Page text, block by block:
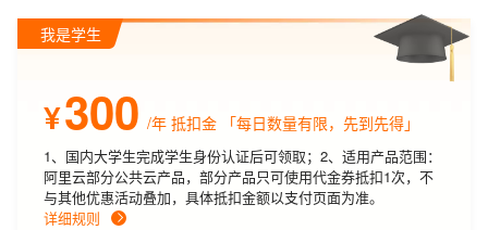
我是学生
¥300 /年 抵扣金 「每日数量有限，先到先得」
1、国内大学生完成学生身份认证后可领取；2、适用产品范围：
阿里云部分公共云产品，部分产品只可使用代金券抵扣1次，不
与其他优惠活动叠加，具体抵扣金额以支付页面为准。
详细规则